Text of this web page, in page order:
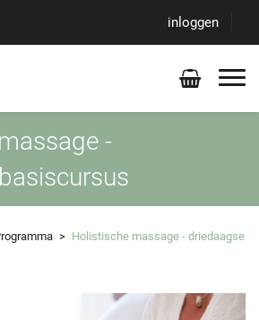
inloggen
-
> Holistische massage - driedaagse